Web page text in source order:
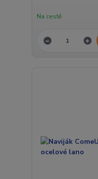
Na cestě